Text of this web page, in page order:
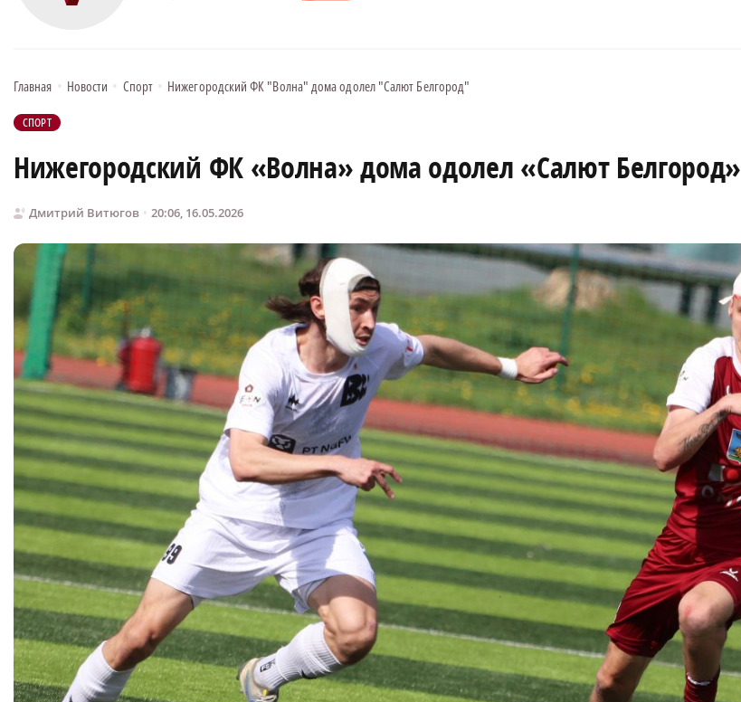
Главная • Новости • Спорт • Нижегородский ФК "Волна" дома одолел "Салют Белгород"
СПОРТ
Нижегородский ФК «Волна» дома одолел «Салют Белгород»
Дмитрий Витюгов 20:06, 16.05.2026